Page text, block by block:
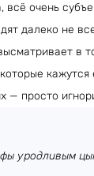
очень
далеко не
в
кажутся
— просто
уродливым